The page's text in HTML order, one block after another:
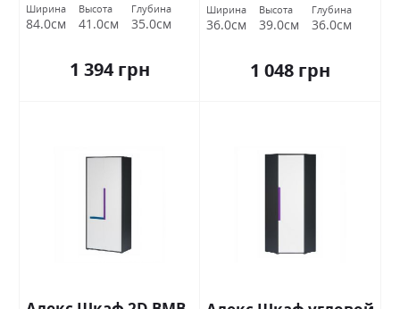
Ширина
84.0см
Высота
41.0см
Глубина
35.0см
1 394 грн
Ширина
36.0см
Высота
39.0см
Глубина
36.0см
1 048 грн